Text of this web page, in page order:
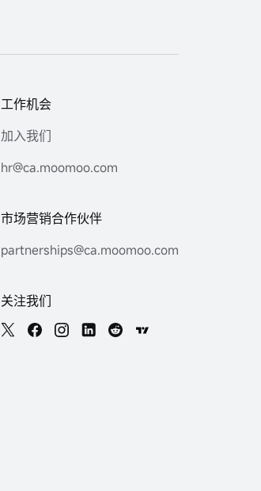
工作机会
加入我们
hr@ca.moomoo.com
市场营销合作伙伴
partnerships@ca.moomoo.com
关注我们